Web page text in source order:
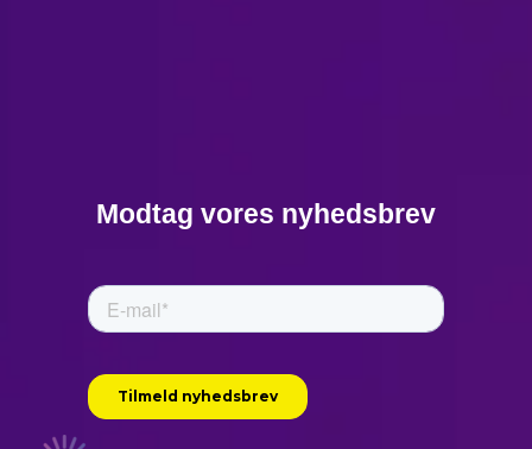
Modtag vores nyhedsbrev